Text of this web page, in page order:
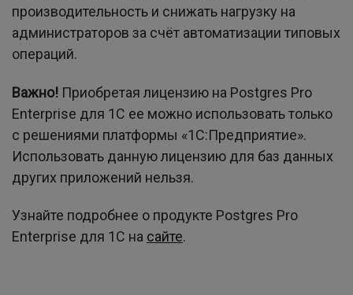
производительность и снижать нагрузку на
администраторов за счёт автоматизации типовых
операций.
Важно! Приобретая лицензию на Postgres Pro
Enterprise для 1С ее можно использовать только
с решениями платформы «1С:Предприятие».
Использовать данную лицензию для баз данных
других приложений нельзя.
Узнайте подробнее о продукте Postgres Pro
Enterprise для 1С на сайте.